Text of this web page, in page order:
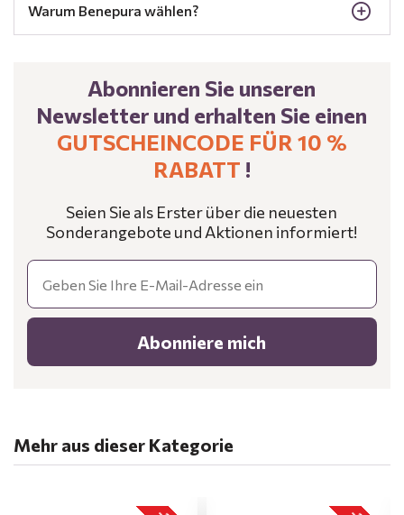
Warum Benepura wählen?
Abonnieren Sie unseren
Newsletter und erhalten Sie einen
GUTSCHEINCODE FÜR 10 %
RABATT !
Seien Sie als Erster über die neuesten
Sonderangebote und Aktionen informiert!
Email
Abonniere mich
Mehr aus dieser Kategorie